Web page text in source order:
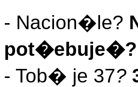
- Nacion�le?
pot�ebuje�?
- Tob� je 37?